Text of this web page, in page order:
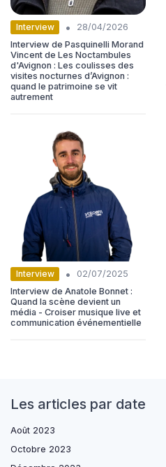
Interview •
28/04/2026
Interview de Pasquinelli Morand
Vincent de Les Noctambules
d'Avignon : Les coulisses des
visites nocturnes d’Avignon :
quand le patrimoine se vit
autrement
Interview •
02/07/2025
Interview de Anatole Bonnet :
Quand la scène devient un
média - Croiser musique live et
communication événementielle
Les articles par date
Août 2023
Octobre 2023